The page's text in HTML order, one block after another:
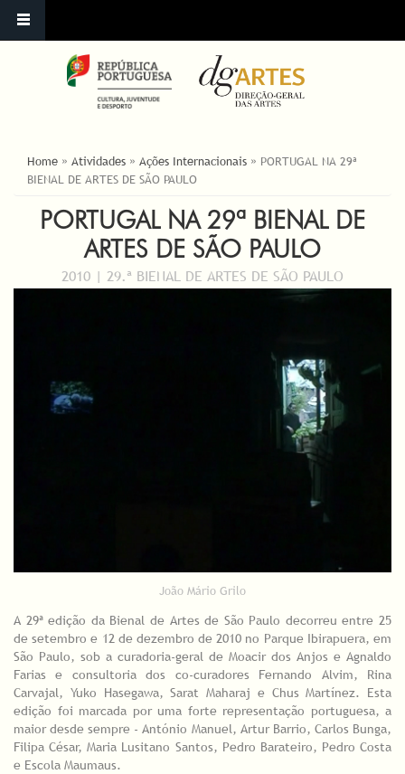
YOU ARE HERE
Home » Atividades » Ações Internacionais » PORTUGAL NA 29ª
BIENAL DE ARTES DE SÃO PAULO
PORTUGAL NA 29ª BIENAL DE
ARTES DE SÃO PAULO
2010 | 29.ª BIENAL DE ARTES DE SÃO PAULO
João Mário Grilo
A 29ª edição da Bienal de Artes de São Paulo decorreu entre 25
de setembro e 12 de dezembro de 2010 no Parque Ibirapuera, em
São Paulo, sob a curadoria-geral de Moacir dos Anjos e Agnaldo
Farias e consultoria dos co-curadores Fernando Alvim, Rina
Carvajal, Yuko Hasegawa, Sarat Maharaj e Chus Martínez. Esta
edição foi marcada por uma forte representação portuguesa, a
maior desde sempre - António Manuel, Artur Barrio, Carlos Bunga,
Filipa César, Maria Lusitano Santos, Pedro Barateiro, Pedro Costa
e Escola Maumaus.